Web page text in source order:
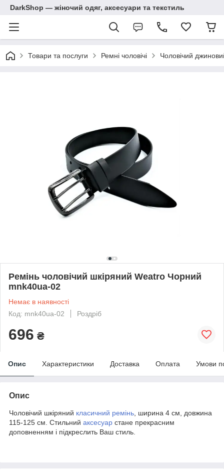
DarkShop — жіночий одяг, аксесуари та текстиль
Товари та послуги Ремні чоловічі Чоловічий
Ремінь чоловічий шкіряний Weatro Чорний
mnk40ua-02
Немає в наявності
Код: mnk40ua-02
Роздріб
696 ₴
Опис Характеристики Доставка Оплата Умови
Опис
Чоловічий шкіряний класичний ремінь , ширина 4 см, довжина
115-125 см. Стильний аксесуар стане прекрасним
доповненням і підкреслить Ваш стиль.